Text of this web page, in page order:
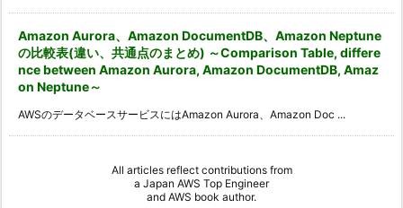
Amazon Aurora、Amazon DocumentDB、Amazon Neptune
の比較表(違い、共通点のまとめ) ～Comparison Table, differe
nce between Amazon Aurora, Amazon DocumentDB, Amaz
on Neptune～
AWSのデータベースサービスにはAmazon Aurora、Amazon Doc ...
All articles reflect contributions from
a Japan AWS Top Engineer
and AWS book author.